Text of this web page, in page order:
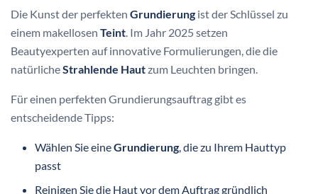
Die Kunst der perfekten Grundierung ist der Schlüssel zu
einem makellosen Teint. Im Jahr 2025 setzen
Beautyexperten auf innovative Formulierungen, die die
natürlicheStrahlende Hautzum Leuchten bringen.
Für einen perfekten Grundierungsauftrag gibt es
entscheidende Tipps:
Wählen Sie eineGrundierung, die zu Ihrem Hauttyp
passt
Reinigen Sie die Haut vor dem Auftrag gründlich